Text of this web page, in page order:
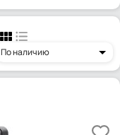
По наличию